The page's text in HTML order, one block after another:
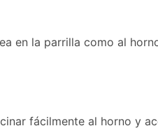
en la parrilla como al
fácilmente al horno y